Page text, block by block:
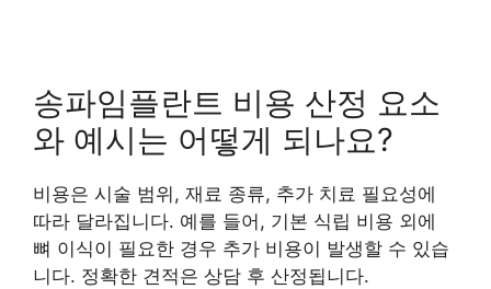
송파임플란트 비용 산정 요소
와 예시는 어떻게 되나요?
비용은 시술 범위, 재료 종류, 추가 치료 필요성에
따라 달라집니다. 예를 들어, 기본 식립 비용 외에
뼈 이식이 필요한 경우 추가 비용이 발생할 수 있습
니다. 정확한 견적은 상담 후 산정됩니다.